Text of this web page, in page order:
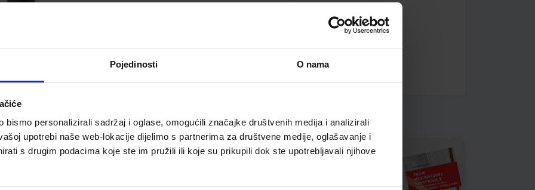
Pojedinosti O nama
bismo personalizirali sadržaj i oglase, omogućili značajke društvenih medija i analizirali
upotrebi naše web-lokacije dijelimo s partnerima za društvene medije, oglašavanje i
s drugim podacima koje ste im pružili ili koje su prikupili dok ste upotrebljavali njihove